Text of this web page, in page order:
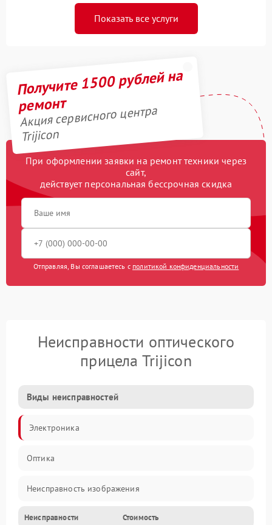
Показать все услуги
Получите 1500 рублей на
ремонт
Акция сервисного центра
Trijicon
При оформлении заявки на ремонт техники через
сайт,
действует персональная бессрочная скидка
Отправляя, Вы соглашаетесь с политикой конфиденциальности
Неисправности оптического
прицела Trijicon
Виды неисправностей
Электроника
Оптика
Неисправность изображения
Механические повреждения
Неисправности Стоимость